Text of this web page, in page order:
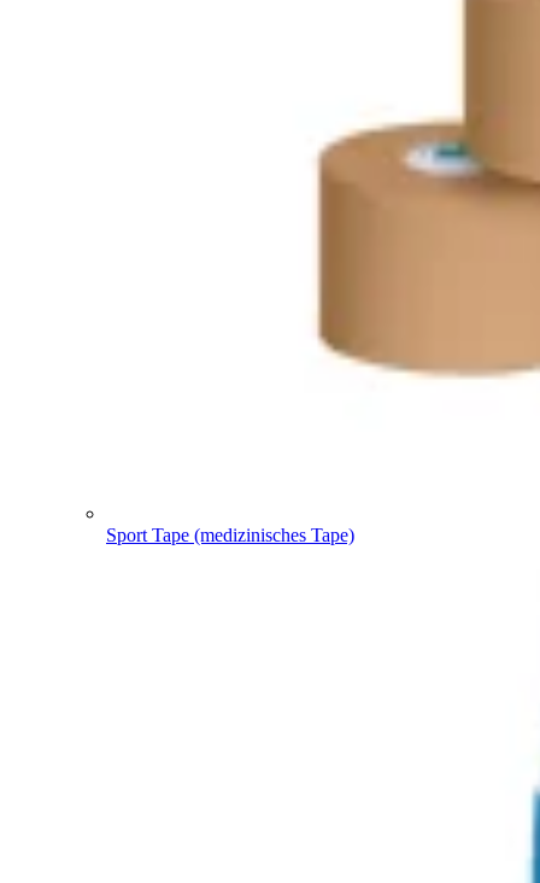
Sport Tape (medizinisches Tape)